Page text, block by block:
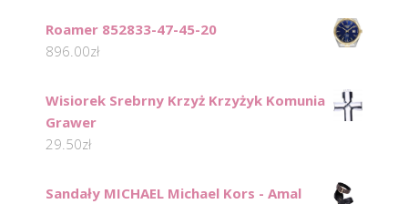
Roamer 852833-47-45-20
896.00zł
Wisiorek Srebrny Krzyż Krzyżyk Komunia
Grawer
29.50zł
Sandały MICHAEL Michael Kors - Amal